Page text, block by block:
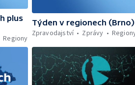
plus
Regiony
Týden v regionech (Brno)
Zpravodajství
Zprávy